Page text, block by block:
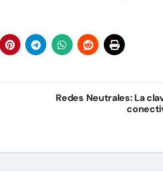
Redes Neutrales: La